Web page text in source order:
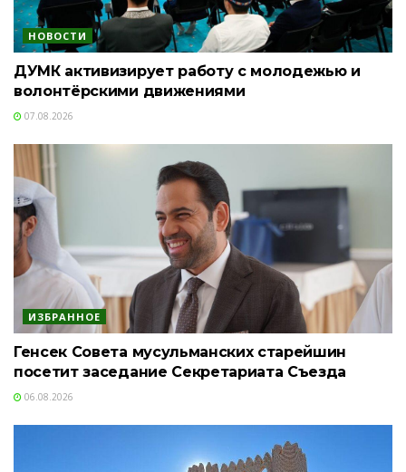
НОВОСТИ
ДУМК активизирует работу с молодежью и
волонтёрскими движениями
07.08.2026
ИЗБРАННОЕ
Генсек Совета мусульманских старейшин
посетит заседание Секретариата Съезда
06.08.2026